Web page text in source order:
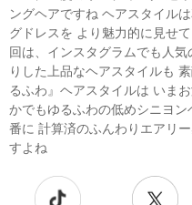
ングヘアですね ヘアスタイル
グドレスを より魅力的に見せ
回は、インスタグラムでも人
りした上品なヘアスタイルも
るふわ』ヘアスタイルは いま
かでもゆるふわの低めシニヨ
番に 計算済のふんわりエアリ
すよね